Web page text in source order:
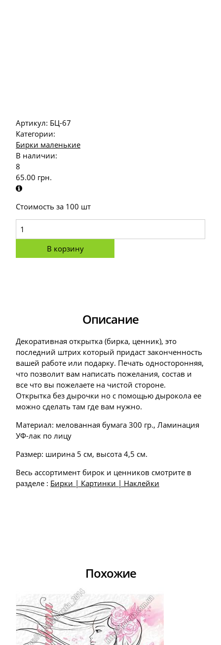
Артикул: БЦ-67
Категории:
Бирки маленькие
В наличии:
8
65.00 грн.
Стоимость за 100 шт
В корзину
Описание
Декоративная открытка (бирка, ценник), это
последний штрих который придаст законченность
вашей работе или подарку. Печать односторонняя,
что позволит вам написать пожелания, состав и
все что вы пожелаете на чистой стороне.
Открытка без дырочки но с помощью дырокола ее
можно сделать там где вам нужно.
Материал: мелованная бумага 300 гр., Ламинация
УФ-лак по лицу
Размер: ширина 5 см, высота 4,5 см.
Весь ассортимент бирок и ценников смотрите в
разделе : Бирки | Картинки | Наклейки
Похожие